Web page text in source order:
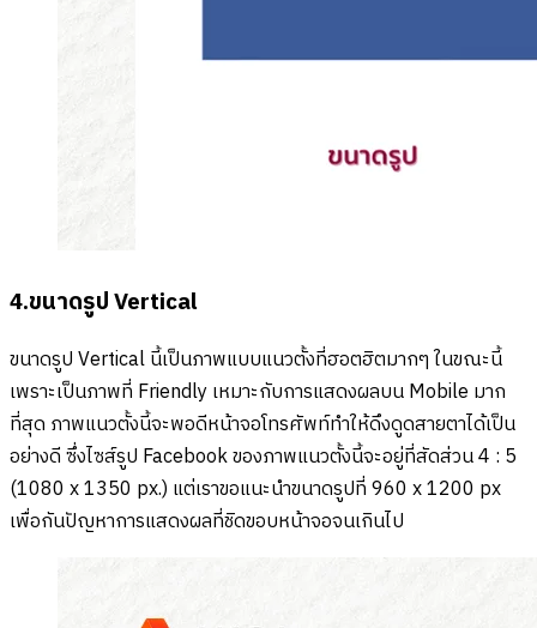
4.ขนาดรูป Vertical
ขนาดรูป Vertical นี้เป็นภาพแบบแนวตั้งที่ฮอตฮิตมากๆ ในขณะนี้
เพราะเป็นภาพที่ Friendly เหมาะกับการแสดงผลบน Mobile มาก
ที่สุด ภาพแนวตั้งนี้จะพอดีหน้าจอโทรศัพท์ทำให้ดึงดูดสายตาได้เป็น
อย่างดี ซึ่งไซส์รูป Facebook ของภาพแนวตั้งนี้จะอยู่ที่สัดส่วน 4 : 5
(1080 x 1350 px.) แต่เราขอแนะนำขนาดรูปที่ 960 x 1200 px
เพื่อกันปัญหาการแสดงผลที่ชิดขอบหน้าจอจนเกินไป